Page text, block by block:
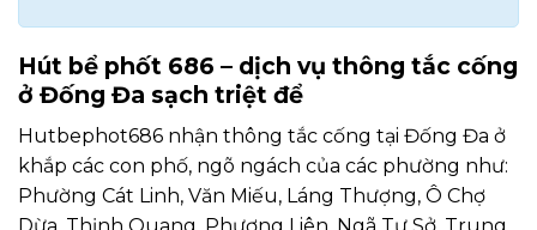
Hút bể phốt 686 – dịch vụ thông tắc cống
ở Đống Đa sạch triệt để
Hutbephot686 nhận thông tắc cống tại Đống Đa ở
khắp các con phố, ngõ ngách của các phường như:
Phường Cát Linh, Văn Miếu, Láng Thượng, Ô Chợ
Dừa, Thịnh Quang, Phương Liên, Ngã Tư Sở, Trung